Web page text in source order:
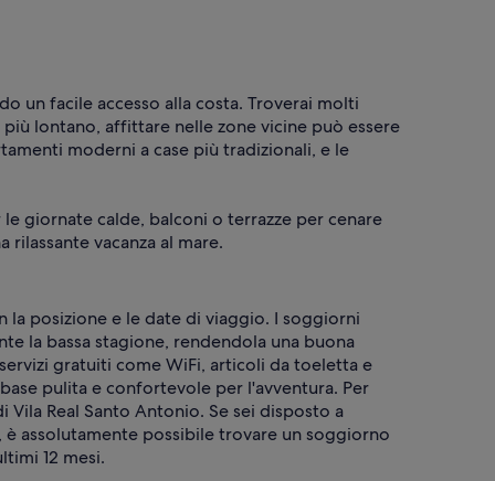
un facile accesso alla costa. Troverai molti
lontano, affittare nelle zone vicine può essere
moderni a case più tradizionali, e le
giornate calde, balconi o terrazze per cenare
vacanza al mare.
la posizione e le date di viaggio. I soggiorni
la bassa stagione, rendendola una buona
gratuiti come WiFi, articoli da toeletta e
pulita e confortevole per l'avventura. Per
Real Santo Antonio. Se sei disposto a
assolutamente possibile trovare un soggiorno
12 mesi.